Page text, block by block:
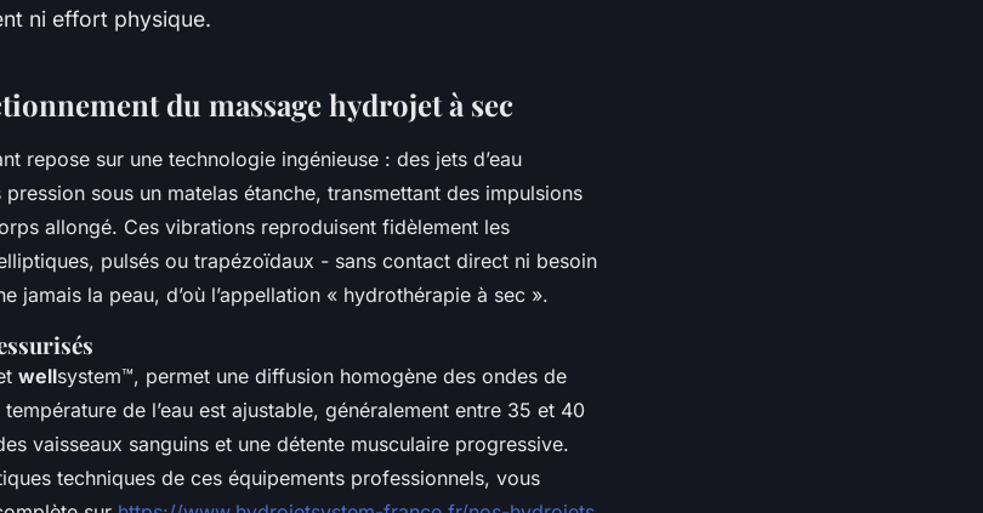
ni effort physique.
du massage hydrojet à sec
repose sur une technologie ingénieuse : des jets d’eau
sous un matelas étanche, transmettant des impulsions
allongé. Ces vibrations reproduisent fidèlement les
pulsés ou trapézoïdaux - sans contact direct ni besoin
jamais la peau, d’où l’appellation « hydrothérapie à sec ».
wellsystem™, permet une diffusion homogène des ondes de
de l’eau est ajustable, généralement entre 35 et 40
vaisseaux sanguins et une détente musculaire progressive.
techniques de ces équipements professionnels, vous